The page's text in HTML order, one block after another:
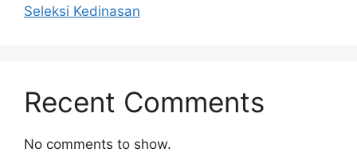
Seleksi Kedinasan
Recent Comments
No comments to show.